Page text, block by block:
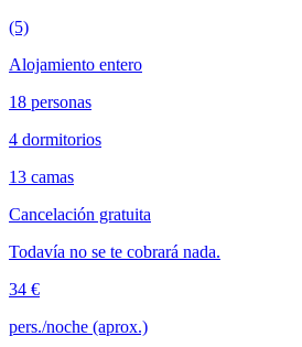
(5)
Alojamiento entero
18 personas
4 dormitorios
13 camas
Cancelación gratuita
Todavía no se te cobrará nada.
34 €
pers./noche (aprox.)